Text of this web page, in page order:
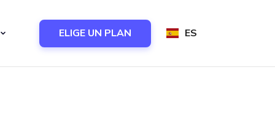
ELIGE UN PLAN ES